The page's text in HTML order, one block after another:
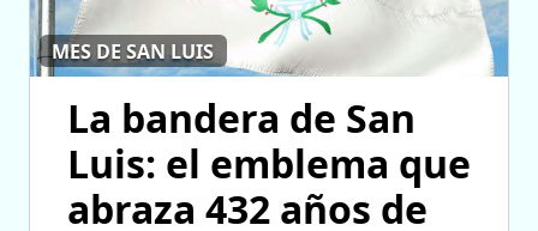
MES DE SAN LUIS
La bandera de San
Luis: el emblema que
abraza 432 años de